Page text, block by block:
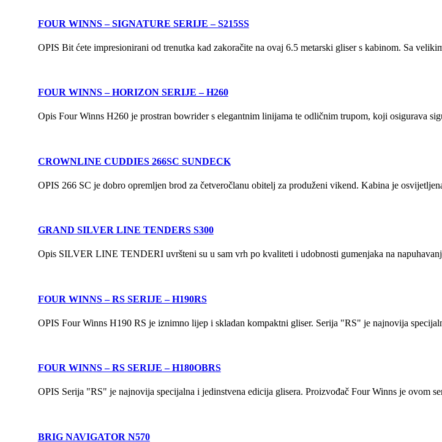
FOUR WINNS – SIGNATURE SERIJE – S215SS
OPIS Bit ćete impresionirani od trenutka kad zakoračite na ovaj 6.5 metarski gliser s kabinom. Sa
FOUR WINNS – HORIZON SERIJE – H260
Opis Four Winns H260 je prostran bowrider s elegantnim linijama te odličnim trupom, koji osigurava
CROWNLINE CUDDIES 266SC SUNDECK
OPIS 266 SC je dobro opremljen brod za četveročlanu obitelj za produženi vikend. Kabina je
GRAND SILVER LINE TENDERS S300
Opis SILVER LINE TENDERI uvršteni su u sam vrh po kvaliteti i udobnosti gumenjaka na
FOUR WINNS – RS SERIJE – H190RS
OPIS Four Winns H190 RS je iznimno lijep i skladan kompaktni gliser. Serija "RS" je najnovija
FOUR WINNS – RS SERIJE – H180OBRS
OPIS Serija "RS" je najnovija specijalna i jedinstvena edicija glisera. Proizvođač Four Winns je ovom
BRIG NAVIGATOR N570